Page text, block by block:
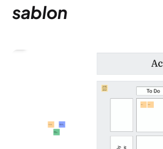
sablon